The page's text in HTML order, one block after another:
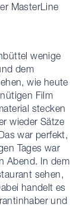
MasterLine
wenige
dem
wie heute
Film
stecken
wieder Sätze
war perfekt,
Tages war
Abend. In dem
sehen,
handelt es
und